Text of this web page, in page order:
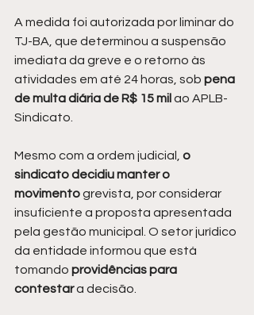
A medida foi autorizada por liminar do
TJ-BA, que determinou a suspensão
imediata da greve e o retorno às
atividades em até 24 horas, sob pena
de multa diária de R$ 15 mil ao APLB-
Sindicato.
Mesmo com a ordem judicial,
o
sindicato decidiu manter o
movimento grevista, por considerar
insuficiente a proposta apresentada
pela gestão municipal. O setor jurídico
da entidade informou que está
tomando providências para
contestar a decisão.